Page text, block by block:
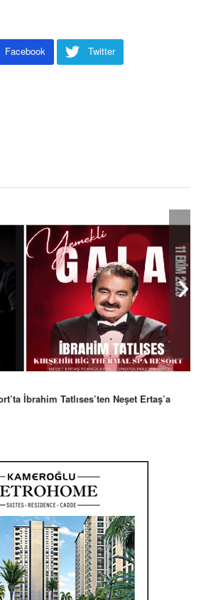
Facebook
Twitter
İbrahim Tatlıses’ten Neşet Ertaş’a